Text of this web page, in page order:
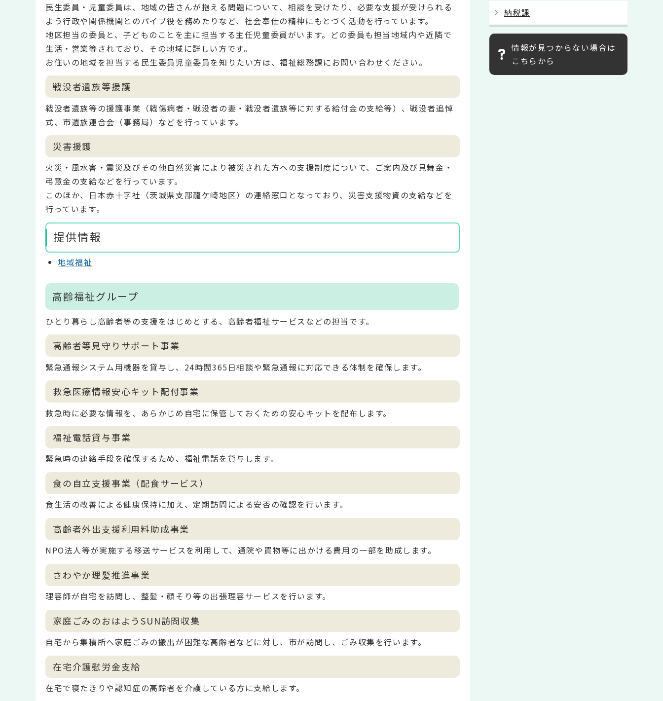
民生委員・児童委員は、地域の皆さんが抱える問題について、相談を受けたり、必要な支援が受けられる
よう行政や関係機関とのパイプ役を務めたりなど、社会奉仕の精神にもとづく活動を行っています。
地区担当の委員と、子どものことを主に担当する主任児童委員がいます。どの委員も担当地域内や近隣で
生活・営業等されており、その地域に詳しい方です。
お住いの地域を担当する民生委員児童委員を知りたい方は、福祉総務課にお問い合わせください。
戦没者遺族等援護
戦没者遺族等の援護事業（戦傷病者・戦没者の妻・戦没者遺族等に対する給付金の支給等）、戦没者追悼
式、市遺族連合会（事務局）などを行っています。
災害援護
火災・風水害・震災及びその他自然災害により被災された方への支援制度について、ご案内及び見舞金・
弔意金の支給などを行っています。
このほか、日本赤十字社（茨城県支部龍ケ崎地区）の連絡窓口となっており、災害支援物資の支給などを
行っています。
提供情報
地域福祉
高齢福祉グループ
ひとり暮らし高齢者等の支援をはじめとする、高齢者福祉サービスなどの担当です。
高齢者等見守りサポート事業
緊急通報システム用機器を貸与し、24時間365日相談や緊急通報に対応できる体制を確保します。
救急医療情報安心キット配付事業
救急時に必要な情報を、あらかじめ自宅に保管しておくための安心キットを配布します。
福祉電話貸与事業
緊急時の連絡手段を確保するため、福祉電話を貸与します。
食の自立支援事業（配食サービス）
食生活の改善による健康保持に加え、定期訪問による安否の確認を行います。
高齢者外出支援利用料助成事業
NPO法人等が実施する移送サービスを利用して、通院や買物等に出かける費用の一部を助成します。
さわやか理髪推進事業
理容師が自宅を訪問し、整髪・顔そり等の出張理容サービスを行います。
家庭ごみのおはようSUN訪問収集
自宅から集積所へ家庭ごみの搬出が困難な高齢者などに対し、市が訪問し、ごみ収集を行います。
在宅介護慰労金支給
在宅で寝たきりや認知症の高齢者を介護している方に支給します。
納税課
情報が見つからない場合は
こちらから